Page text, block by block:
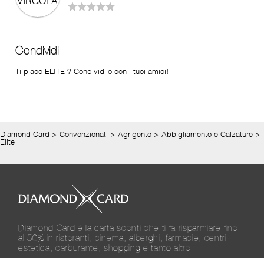
Condividi
Ti piace ELITE ? Condividilo con i tuoi amici!
Diamond Card > Convenzionati > Agrigento > Abbigliamento e Calzature >
Elite
Diamond Card è la carta sconti che ti fa risparmiare fino
al 50% in ristoranti, cinema, alberghi, farmacie, centri
estetica, carburante, shopping e tanto altro!